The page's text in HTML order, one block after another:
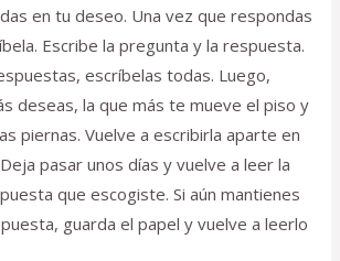
en tu deseo. Una vez que respondas
Escribe la pregunta y la respuesta.
escríbelas todas. Luego,
deseas, la que más te mueve el piso y
piernas. Vuelve a escribirla aparte en
pasar unos días y vuelve a leer la
que escogiste. Si aún mantienes
guarda el papel y vuelve a leerlo